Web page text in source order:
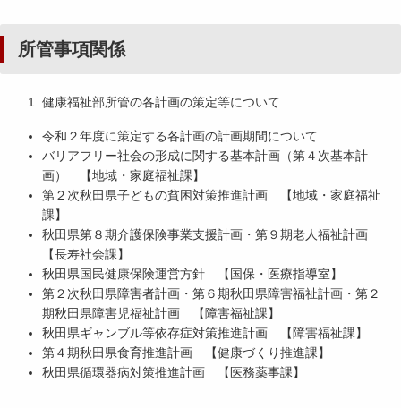
所管事項関係
健康福祉部所管の各計画の策定等について
令和２年度に策定する各計画の計画期間について
バリアフリー社会の形成に関する基本計画（第４次基本計
画） 【地域・家庭福祉課】
第２次秋田県子どもの貧困対策推進計画 【地域・家庭福祉
課】
秋田県第８期介護保険事業支援計画・第９期老人福祉計画
【長寿社会課】
秋田県国民健康保険運営方針 【国保・医療指導室】
第２次秋田県障害者計画・第６期秋田県障害福祉計画・第２
期秋田県障害児福祉計画 【障害福祉課】
秋田県ギャンブル等依存症対策推進計画 【障害福祉課】
第４期秋田県食育推進計画 【健康づくり推進課】
秋田県循環器病対策推進計画 【医務薬事課】